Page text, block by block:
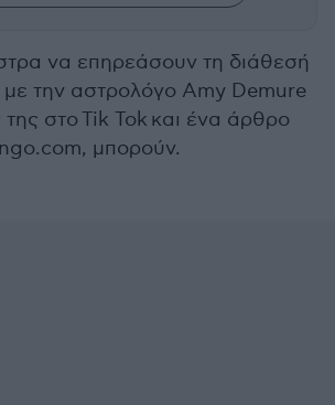
να επηρεάσουν τη διάθεσή
την αστρολόγο Amy Demure
της στο Tik Tok και ένα άρθρο
μπορούν.